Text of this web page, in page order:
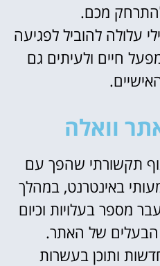
מכם.
עלולה להוביל לפגיעה
חיים ולעיתים גם
וואלה
תקשורתי שהפך עם
באינטרנט, במהלך
מספר בעלויות וכיום
הבעלים של האתר.
ותוכן בעשרות